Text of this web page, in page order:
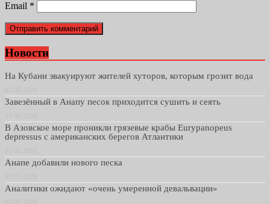
Email *
Новости
На Кубани эвакуируют жителей хуторов, которым грозит вода
Завезённый в Анапу песок приходится сушить и сеять
В Азовское море проникли грязевые крабы Eurypanopeus
depressus с американских берегов Атлантики
Анапе добавили нового песка
Аналитики ожидают «очень умеренной девальвации»